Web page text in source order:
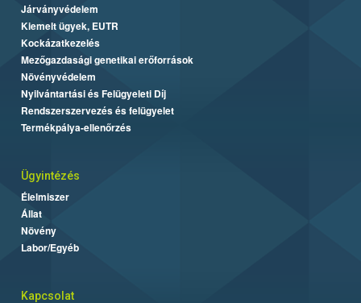
Járványvédelem
Kiemelt ügyek, EUTR
Kockázatkezelés
Mezőgazdasági genetikai erőforrások
Növényvédelem
Nyilvántartási és Felügyeleti Díj
Rendszerszervezés és felügyelet
Termékpálya-ellenőrzés
Ügyintézés
Élelmiszer
Állat
Növény
Labor/Egyéb
Kapcsolat